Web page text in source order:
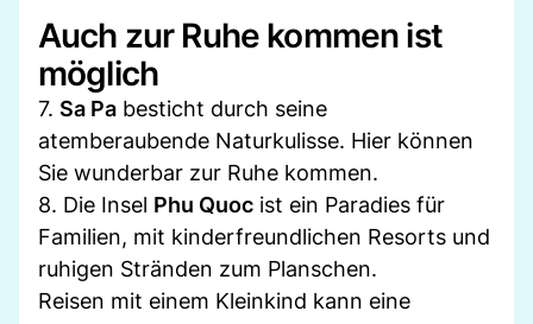
Auch zur Ruhe kommen ist
möglich
7. Sa Pa besticht durch seine
atemberaubende Naturkulisse. Hier können
Sie wunderbar zur Ruhe kommen.
8. Die Insel Phu Quoc ist ein Paradies für
Familien, mit kinderfreundlichen Resorts und
ruhigen Stränden zum Planschen.
Reisen mit einem Kleinkind kann eine